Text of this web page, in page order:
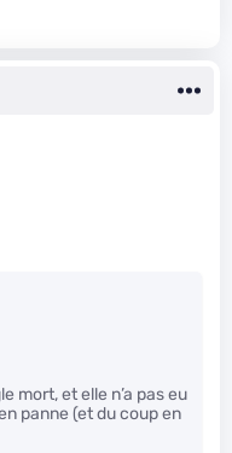
mort, et elle n’a pas eu
panne (et du coup en